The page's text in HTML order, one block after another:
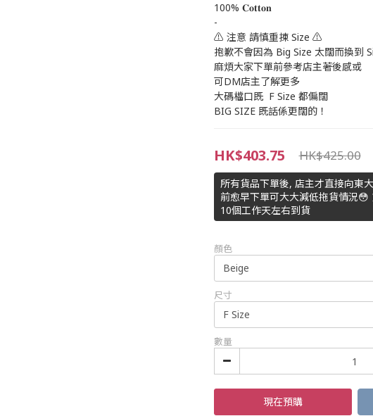
100% 𝐂𝐨𝐭𝐭𝐨𝐧
-
⚠️ 注意 請慎重揀 Size ⚠️
抱歉不會因為 Big Size 太闊而換到
麻煩大家下單前參考店主著後感或
可DM店主了解更多
大碼檔口既  F Size 都偏闊
BIG SIZE 既話係更闊的！
HK$403.75 HK$425.00
所有貨品下單後, 店主才直接向東
前愈早下單可大大減低拖貨情況
10個工作天左右到貨
顏色
尺寸
數量
現在預購